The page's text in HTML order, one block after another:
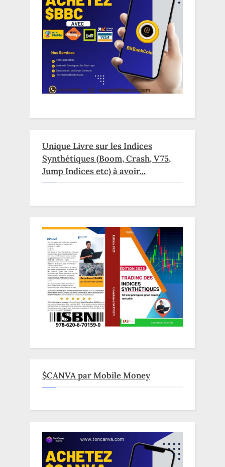
Unique Livre sur les Indices
Synthétiques (Boom, Crash, V75,
Jump Indices etc) à avoir...
$CANVA par Mobile Money